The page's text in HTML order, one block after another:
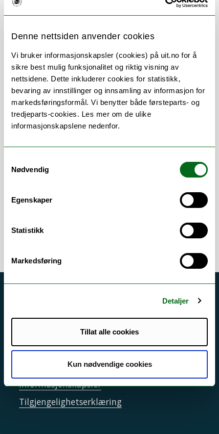
Denne nettsiden anvender cookies
Vi bruker informasjonskapsler (cookies) på uit.no for å
sikre best mulig funksjonalitet og riktig visning av
nettsidene. Dette inkluderer cookies for statistikk,
bevaring av innstillinger og innsamling av informasjon for
markedsføringsformål. Vi benytter både førsteparts- og
tredjeparts-cookies. Les mer om de ulike
informasjonskapslene nedenfor.
Nødvendig
Egenskaper
Statistikk
Markedsføring
Detaljer
Tillat alle cookies
Kun nødvendige cookies
Om
Forskning og undervisning
Her finner du meg
Stillingsbeskrivelse
Arbeidsområder
Analyse
/
Driftsmeldinger
Personvern ved UiT
Sikkerhet, beredskap og personvern
Informasjonskapsler
Tilgjengelighetserklæring